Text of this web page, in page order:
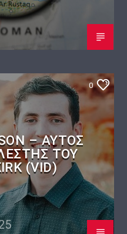
0
– ΑΥΤΌΣ
ΤΟΥ
(VID)